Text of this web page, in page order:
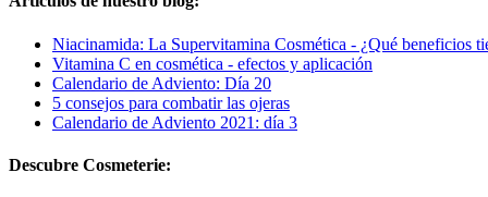
Niacinamida: La Supervitamina Cosmética - ¿Qué beneficios
Vitamina C en cosmética - efectos y aplicación
Calendario de Adviento: Día 20
5 consejos para combatir las ojeras
Calendario de Adviento 2021: día 3
Descubre Cosmeterie: